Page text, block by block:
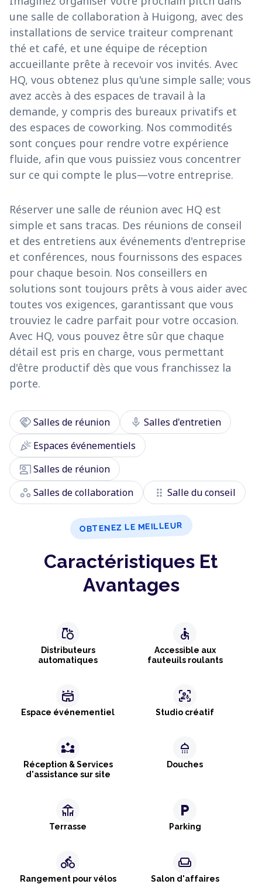
une salle de collaboration à Huigong, avec des
installations de service traiteur comprenant
thé et café, et une équipe de réception
accueillante prête à recevoir vos invités. Avec
HQ, vous obtenez plus qu'une simple salle; vous
avez accès à des espaces de travail à la
demande, y compris des bureaux privatifs et
des espaces de coworking. Nos commodités
sont conçues pour rendre votre expérience
fluide, afin que vous puissiez vous concentrer
sur ce qui compte le plus—votre entreprise.
Réserver une salle de réunion avec HQ est
simple et sans tracas. Des réunions de conseil
et des entretiens aux événements d'entreprise
et conférences, nous fournissons des espaces
pour chaque besoin. Nos conseillers en
solutions sont toujours prêts à vous aider avec
toutes vos exigences, garantissant que vous
trouviez le cadre parfait pour votre occasion.
Avec HQ, vous pouvez être sûr que chaque
détail est pris en charge, vous permettant
d'être productif dès que vous franchissez la
porte.
handshakeSalles de réunion mic Salles d'entretien
celebrationEspaces événementiels
co_presentSalles de réunion
workspaces Salles de collaboration drag_indicator Salle du conseil
OBTENEZ LE MEILLEUR
Caractéristiques Et
Avantages
grocery
Distributeurs
automatiques
accessible
Accessible aux
fauteuils roulants
stadium
Espace événementiel
frame_person_mic
Studio créatif
partner_exchange
Réception & Services
d'assistance sur site
shower
Douches
deck
Terrasse
local_parking
Parking
directions_bike
Rangement pour vélos
weekend
Salon d'affaires